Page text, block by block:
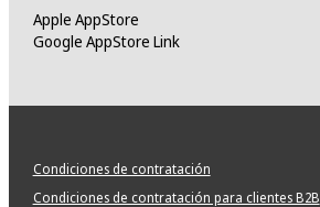
Apple AppStore
Google AppStore Link
Condiciones de contratación
Condiciones de contratación para clientes B2B